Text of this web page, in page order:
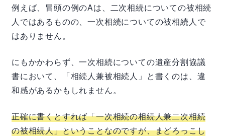
例えば、冒頭の例のAは、二次相続についての被相続
人ではあるものの、一次相続についての被相続人で
はありません。
にもかかわらず、一次相続についての遺産分割協議
書において、「相続人兼被相続人」と書くのは、違
和感があるかもしれません。
正確に書くとすれば「一次相続の相続人兼二次相続
の被相続人」ということなのですが、まどろっこし